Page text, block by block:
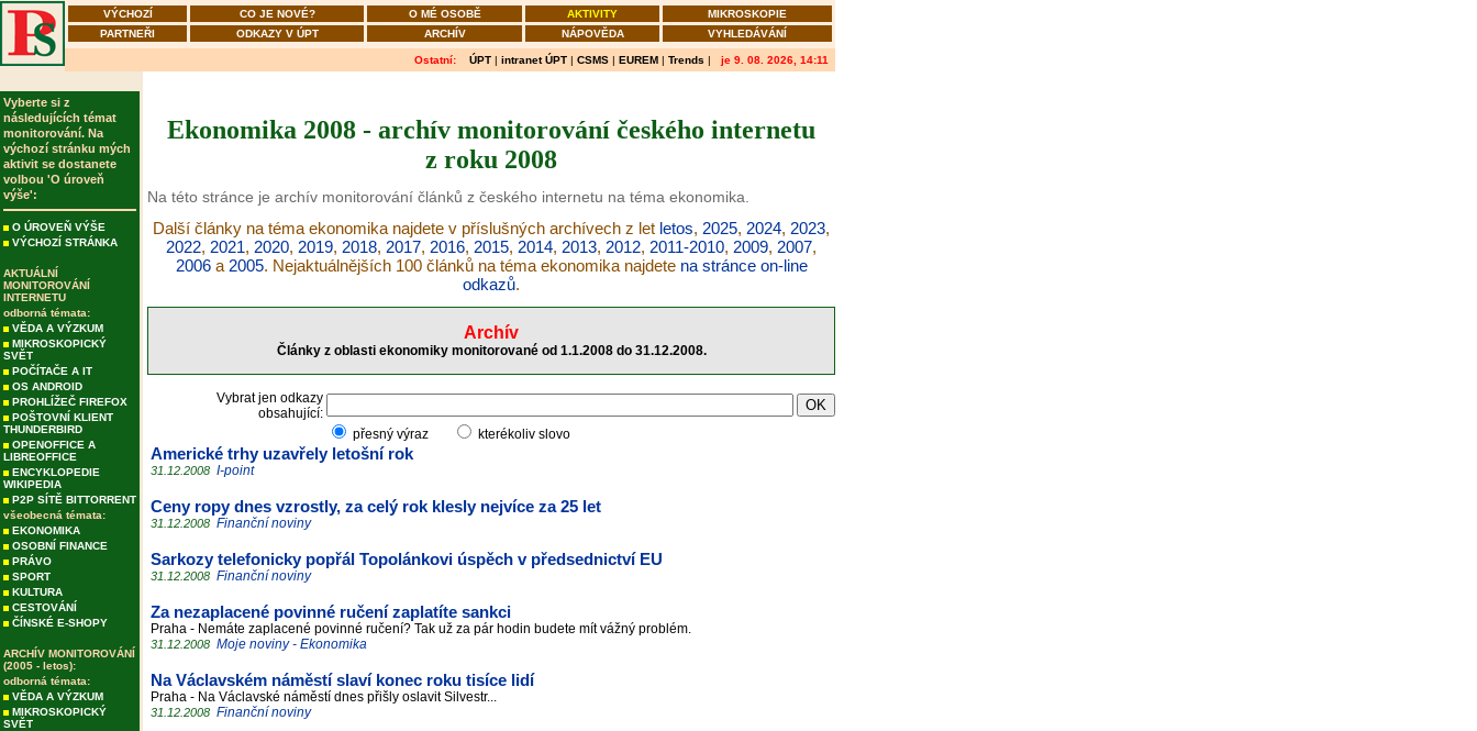
VÝCHOZÍ CO JE NOVÉ? O MÉ OSOBĚ AKTIVITY
MIKROSKOPIE
PARTNEŘI
ODKAZY V ÚPT ARCHÍV NÁPOVĚDA VYHLEDÁVÁNÍ
Ostatní: ÚPT | intranet ÚPT | CSMS | EUREM | Trends | je 9. 08. 2026, 14:11
Vyberte si z
následujících témat
monitorování. Na
výchozí stránku mých
aktivit se dostanete
volbou 'O úroveň
výše':
O ÚROVEŇ VÝŠE
VÝCHOZÍ STRÁNKA
AKTUÁLNÍ
MONITOROVÁNÍ
INTERNETU
odborná témata:
VĚDA A VÝZKUM
MIKROSKOPICKÝ
SVĚT
POČÍTAČE A IT
OS ANDROID
PROHLÍŽEČ FIREFOX
POŠTOVNÍ KLIENT
THUNDERBIRD
OPENOFFICE A
LIBREOFFICE
ENCYKLOPEDIE
WIKIPEDIA
P2P SÍTĚ BITTORRENT
všeobecná témata:
EKONOMIKA
OSOBNÍ FINANCE
PRÁVO
SPORT
KULTURA
CESTOVÁNÍ
ČÍNSKÉ E-SHOPY
ARCHÍV MONITOROVÁNÍ
(2005 - letos):
odborná témata:
VĚDA A VÝZKUM
MIKROSKOPICKÝ
SVĚT
Ekonomika 2008 - archív monitorování českého internetu
z roku 2008
Na této stránce je archív monitorování článků z českého internetu na téma ekonomika.
Další články na téma ekonomika najdete v příslušných archívech z let letos, 2025, 2024, 2023,
2022, 2021, 2020, 2019, 2018, 2017, 2016, 2015, 2014, 2013, 2012, 2011-2010, 2009, 2007,
2006a 2005. Nejaktuálnějších 100 článků na téma ekonomika najdete na stránce on-line
odkazů.
Archív
Články z oblasti ekonomiky monitorované od 1.1.2008 do 31.12.2008.
Vybrat jen odkazy
obsahující:
přesný výraz
kterékoliv slovo
Americké trhy uzavřely letošní rok
31.12.2008 I-point
Ceny ropy dnes vzrostly, za celý rok klesly nejvíce za 25 let
31.12.2008 Finanční noviny
Sarkozy telefonicky popřál Topolánkovi úspěch v předsednictví EU
31.12.2008 Finanční noviny
Za nezaplacené povinné ručení zaplatíte sankci
Praha - Nemáte zaplacené povinné ručení? Tak už za pár hodin budete mít vážný problém.
31.12.2008 Moje noviny - Ekonomika
Na Václavském náměstí slaví konec roku tisíce lidí
Praha - Na Václavské náměstí dnes přišly oslavit Silvestr...
31.12.2008 Finanční noviny